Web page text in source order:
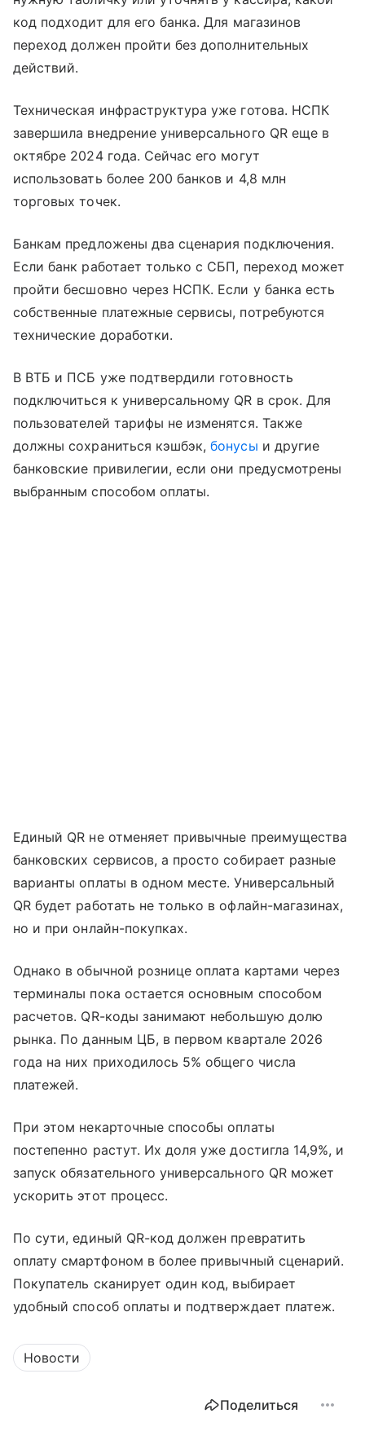
код подходит для его банка. Для магазинов
переход должен пройти без дополнительных
действий.
Техническая инфраструктура уже готова. НСПК
завершила внедрение универсального QR еще в
октябре 2024 года. Сейчас его могут
использовать более 200 банков и 4,8 млн
торговых точек.
Банкам предложены два сценария подключения.
Если банк работает только с СБП, переход может
пройти бесшовно через НСПК. Если у банка есть
собственные платежные сервисы, потребуются
технические доработки.
В ВТБ и ПСБ уже подтвердили готовность
подключиться к универсальному QR в срок. Для
пользователей тарифы не изменятся. Также
должны сохраниться кэшбэк,бонусы и другие
банковские привилегии, если они предусмотрены
выбранным способом оплаты.
Единый QR не отменяет привычные преимущества
банковских сервисов, а просто собирает разные
варианты оплаты в одном месте. Универсальный
QR будет работать не только в офлайн-магазинах,
но и при онлайн-покупках.
Однако в обычной рознице оплата картами через
терминалы пока остается основным способом
расчетов. QR-коды занимают небольшую долю
рынка. По данным ЦБ, в первом квартале 2026
года на них приходилось 5% общего числа
платежей.
При этом некарточные способы оплаты
постепенно растут. Их доля уже достигла 14,9%, и
запуск обязательного универсального QR может
ускорить этот процесс.
По сути, единый QR-код должен превратить
оплату смартфоном в более привычный сценарий.
Покупатель сканирует один код, выбирает
удобный способ оплаты и подтверждает платеж.
Новости
Поделиться